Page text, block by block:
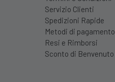
Servizio Clienti
Spedizioni Rapide
Metodi di pagamento
Resi e Rimborsi
Sconto di Benvenuto